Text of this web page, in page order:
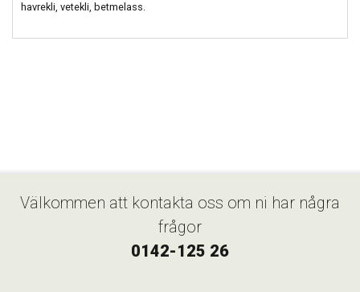
havrekli, vetekli, betmelass.
Välkommen att kontakta oss om ni har några
frågor
0142-125 26